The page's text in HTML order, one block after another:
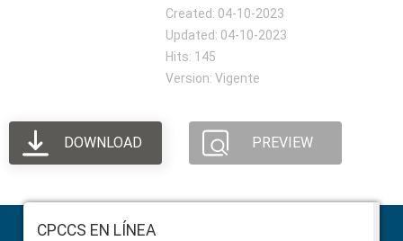
Created: 04-10-2023
Updated: 04-10-2023
Hits: 145
Version: Vigente
DOWNLOAD PREVIEW
FooterCPCCS EN LÍNEA